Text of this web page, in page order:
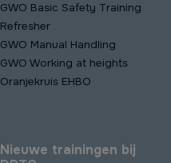
GWO Basic Safety Training
Refresher
GWO Manual Handling
GWO Working at heights
Oranjekruis EHBO
Nieuwe trainingen bij